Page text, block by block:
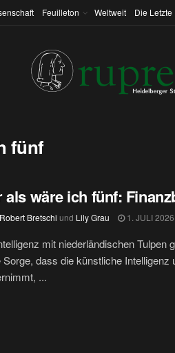
Feuilleton Weltweit Die Letzte
fünf
als wäre ich fünf:
Robert Bretschi und Lily Grau 1. JULI 2026
mit niederländischen Tulpen
Sorge, dass die künstliche Intelligenz
...